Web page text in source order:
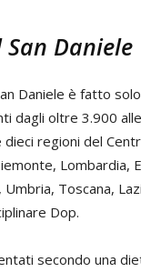
Daniele
Daniele è fatto
dagli oltre 3.900
regioni del
Lombardia,
Toscana,
Dop.
secondo una